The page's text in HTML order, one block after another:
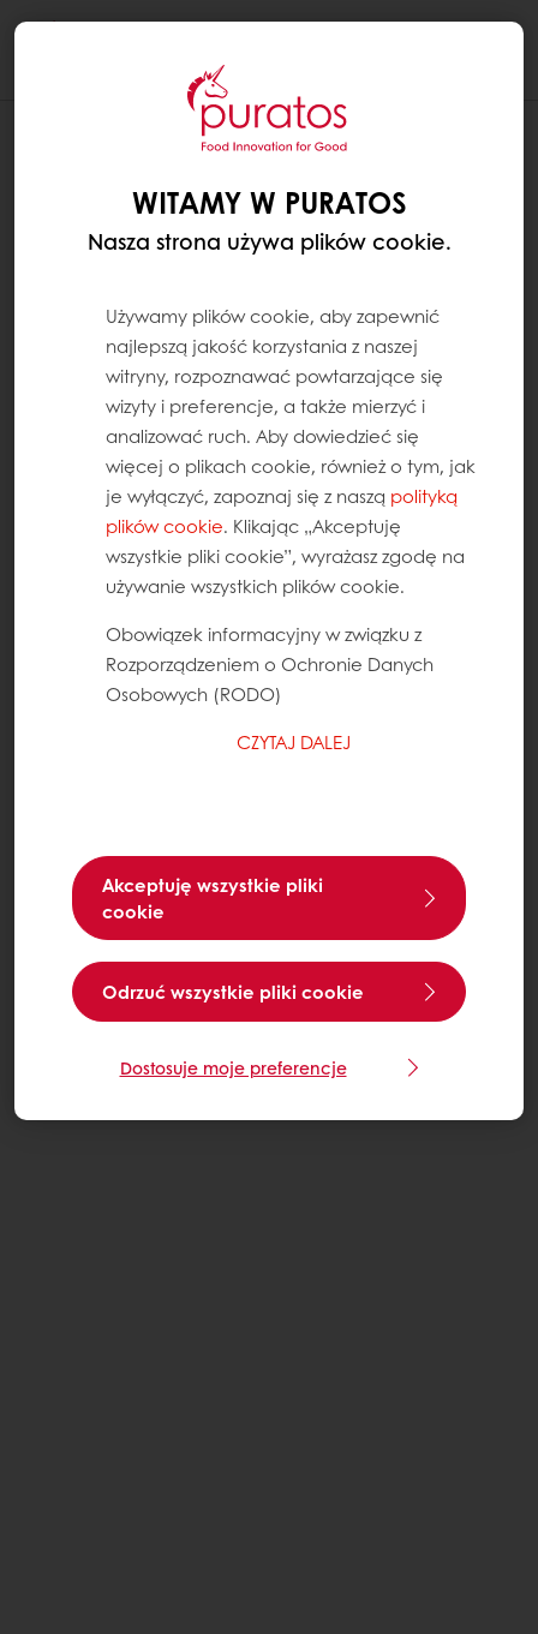
WITAMY W PURATOS
Nasza strona używa plików cookie.
Używamy plików cookie, aby zapewnić
najlepszą jakość korzystania z naszej
witryny, rozpoznawać powtarzające się
wizyty i preferencje, a także mierzyć i
analizować ruch. Aby dowiedzieć się
więcej o plikach cookie, również o tym, jak
je wyłączyć, zapoznaj się z naszą polityką
plików cookie. Klikając „Akceptuję
wszystkie pliki cookie”, wyrażasz zgodę na
używanie wszystkich plików cookie.
Obowiązek informacyjny w związku z
Rozporządzeniem o Ochronie Danych
Osobowych (RODO)
CZYTAJ DALEJ
Akceptuję wszystkie pliki
cookie
Odrzuć wszystkie pliki cookie
Dostosuje moje preferencje